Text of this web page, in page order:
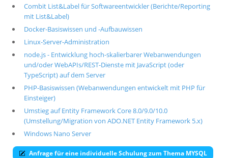
Combit List&Label für Softwareentwickler (Berichte/Reporting
mit List&Label)
Docker-Basiswissen und -Aufbauwissen
Linux-Server-Administration
node.js - Entwicklung hoch-skalierbarer Webanwendungen
und/oder WebAPIs/REST-Dienste mit JavaScript (oder
TypeScript) auf dem Server
PHP-Basiswissen (Webanwendungen entwickelt mit PHP für
Einsteiger)
Umstieg auf Entity Framework Core 8.0/9.0/10.0
(Umstellung/Migration von ADO.NET Entity Framework 5.x)
Windows Nano Server
Anfrage für eine individuelle Schulung zum Thema MYSQL